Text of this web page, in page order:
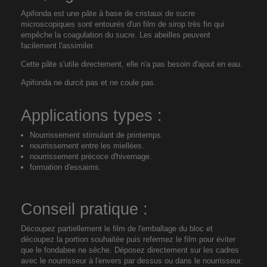
Apifonda est une pâte à base de cristaux de sucre
microscopiques sont entourés d'un film de sirop très fin qui
empêche la coagulation du sucre. Les abeilles peuvent
facilement l'assimiler.
Cette pâte s'utile directement, elle n'a pas besoin d'ajout en eau.
Apifonda ne durcit pas et ne coule pas.
Applications types :
Nourrissement stimulant de printemps.
nourrissement entre les miellées.
nourrissement précoce d'hivernage.
formation d'essaims.
Conseil pratique :
Découpez partiellement le film de l'emballage du bloc et
découpez la portion souhaitée puis refermez le film pour éviter
que le fondabee ne sèche. Déposez directement sur les cadres
avec le nourrisseur à l'envers par dessus ou dans le nourrisseur.